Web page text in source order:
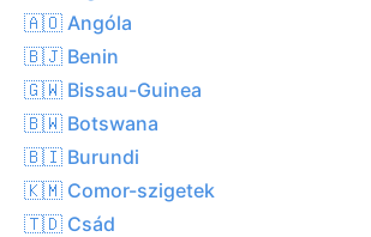
🇦🇴 Angóla
🇧🇯 Benin
🇬🇼 Bissau-Guinea
🇧🇼 Botswana
🇧🇮 Burundi
🇰🇲 Comor-szigetek
🇹🇩 Csád